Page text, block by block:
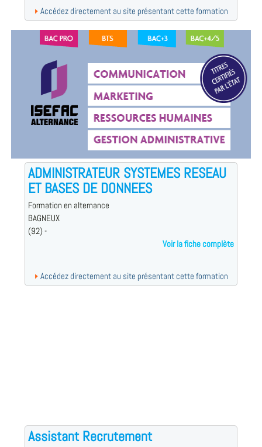
Accédez directement au site présentant cette formation
ADMINISTRATEUR SYSTEMES RESEAU
ET BASES DE DONNEES
Formation en alternance
BAGNEUX
(92) -
Voir la fiche complète
Accédez directement au site présentant cette formation
Assistant Recrutement